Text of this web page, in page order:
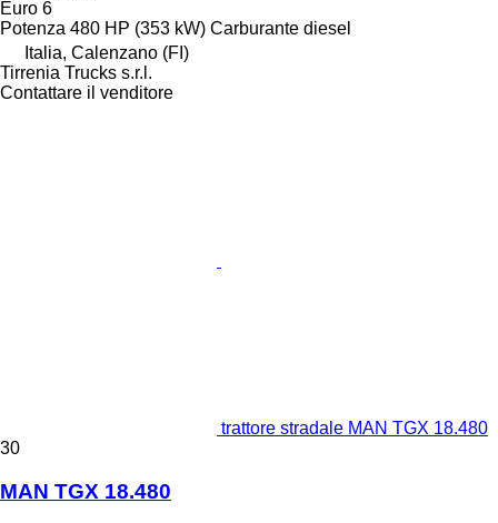
Euro 6
Potenza 480 HP (353 kW) Carburante diesel
Italia, Calenzano (FI)
Tirrenia Trucks s.r.l.
Contattare il venditore
trattore stradale MAN TGX 18.480
30
MAN TGX 18.480